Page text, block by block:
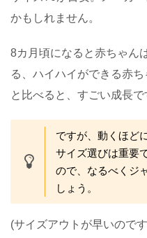
かもしれません。
8カ月頃になると赤ちゃん
る、ハイハイができる赤
と比べると、すごい成長
ですが、動くほど
サイズ選びは重要
ので、なるべくジ
しょう。
(サイズアウトが早いので